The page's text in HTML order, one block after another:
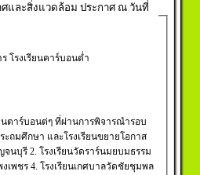
และสิ่งแวดล้อม ประกาศ ณ วันที่
โรงเรียนคาร์บอนต่ำ